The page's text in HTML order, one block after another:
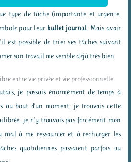
type de tâche (importante et urgente,
pour leur bullet journal. Mais avoir
est possible de trier ses tâches suivant
son travail me semble déjà très bien.
entre vie privée et vie professionnelle
je passais énormément de temps à
au bout d’un moment, je trouvais cette
je n’y trouvais pas forcément mon
mal à me ressourcer et à recharger les
quotidiennes passaient parfois au